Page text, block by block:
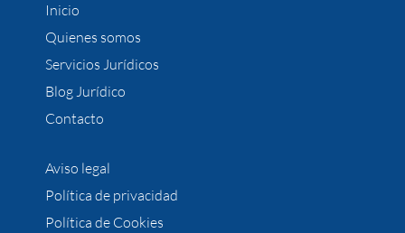
Inicio
Quienes somos
Servicios Jurídicos
Blog Jurídico
Contacto
Aviso legal
Política de privacidad
Política de Cookies